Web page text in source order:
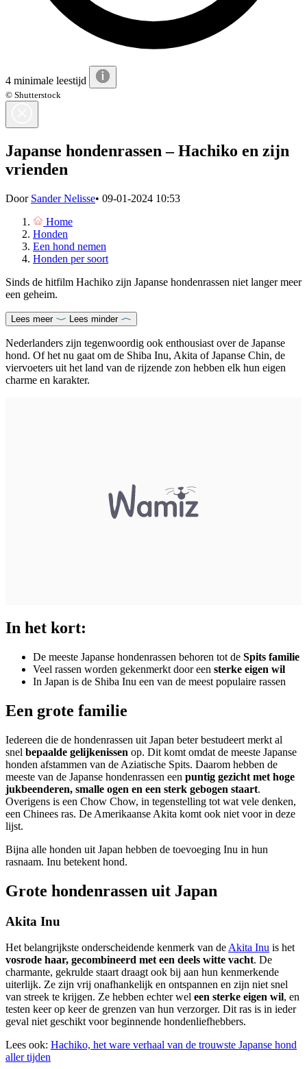
4 minimale leestijd
© Shutterstock
Japanse hondenrassen – Hachiko en zijn
vrienden
Door Sander Nelisse• 09-01-2024 10:53
Home
Honden
Een hond nemen
Honden per soort
Sinds de hitfilm Hachiko zijn Japanse hondenrassen niet langer meer
een geheim.
Lees meer Lees minder
Nederlanders zijn tegenwoordig ook enthousiast over de Japanse
hond. Of het nu gaat om de Shiba Inu, Akita of Japanse Chin, de
viervoeters uit het land van de rijzende zon hebben elk hun eigen
charme en karakter.
In het kort:
De meeste Japanse hondenrassen behoren tot de Spits familie
Veel rassen worden gekenmerkt door een sterke eigen wil
In Japan is de Shiba Inu een van de meest populaire rassen
Een grote familie
Iedereen die de hondenrassen uit Japan beter bestudeert merkt al
snel bepaalde gelijkenissen op. Dit komt omdat de meeste Japanse
honden afstammen van de Aziatische Spits. Daarom hebben de
meeste van de Japanse hondenrassen een puntig gezicht met hoge
jukbeenderen, smalle ogen en een sterk gebogen staart.
Overigens is een Chow Chow, in tegenstelling tot wat vele denken,
een Chinees ras. De Amerikaanse Akita komt ook niet voor in deze
lijst.
Bijna alle honden uit Japan hebben de toevoeging Inu in hun
rasnaam. Inu betekent hond.
Grote hondenrassen uit Japan
Akita Inu
Het belangrijkste onderscheidende kenmerk van de Akita Inu is het
vosrode haar, gecombineerd met een deels witte vacht. De
charmante, gekrulde staart draagt ook bij aan hun kenmerkende
uiterlijk. Ze zijn vrij onafhankelijk en ontspannen en zijn niet snel
van streek te krijgen. Ze hebben echter wel een sterke eigen wil, en
testen keer op keer de grenzen van hun verzorger. Dit ras is in ieder
geval niet geschikt voor beginnende hondenliefhebbers.
Lees ook: Hachiko, het ware verhaal van de trouwste Japanse hond
aller tijden